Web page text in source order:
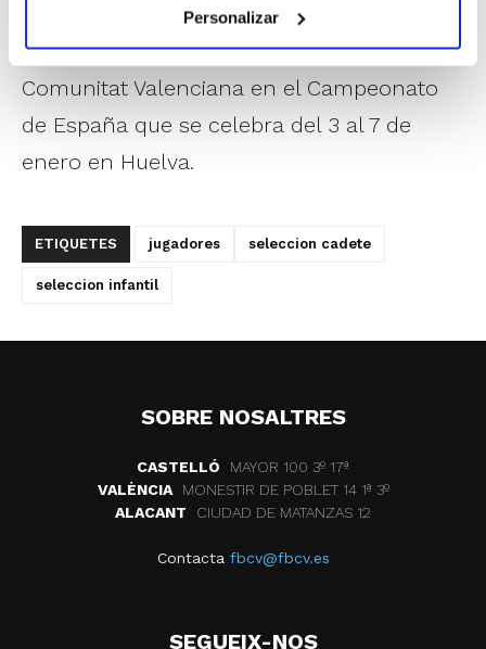
Personalizar
cuando se dé la lista definitiva con los 12
jugadores/as que representarán a la
Comunitat Valenciana en el Campeonato
de España que se celebra del 3 al 7 de
enero en Huelva.
ETIQUETES jugadores seleccion cadete
seleccion infantil
SOBRE NOSALTRES
CASTELLÓ
MAYOR 100 3º 17ª
VALÈNCIA
MONESTIR DE POBLET 14 1ª 3º
ALACANT
CIUDAD DE MATANZAS 12
Contacta fbcv@fbcv.es
SEGUEIX-NOS